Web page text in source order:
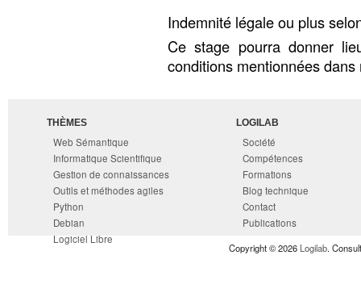
Indemnité légale ou plus
Ce stage pourra donner
conditions mentionnées
THÈMES
Web Sémantique
Informatique Scientifique
Gestion de connaissances
Outils et méthodes agiles
Python
Debian
Logiciel Libre
LOGILAB
Société
Compétences
Formations
Blog technique
Contact
Publications
Copyright © 2026 Logilab.